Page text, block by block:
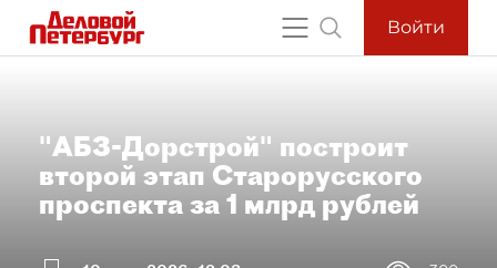
Войти
"АБЗ-Дорстрой" построит
второй этап Старорусского
проспекта за 1 млрд рублей